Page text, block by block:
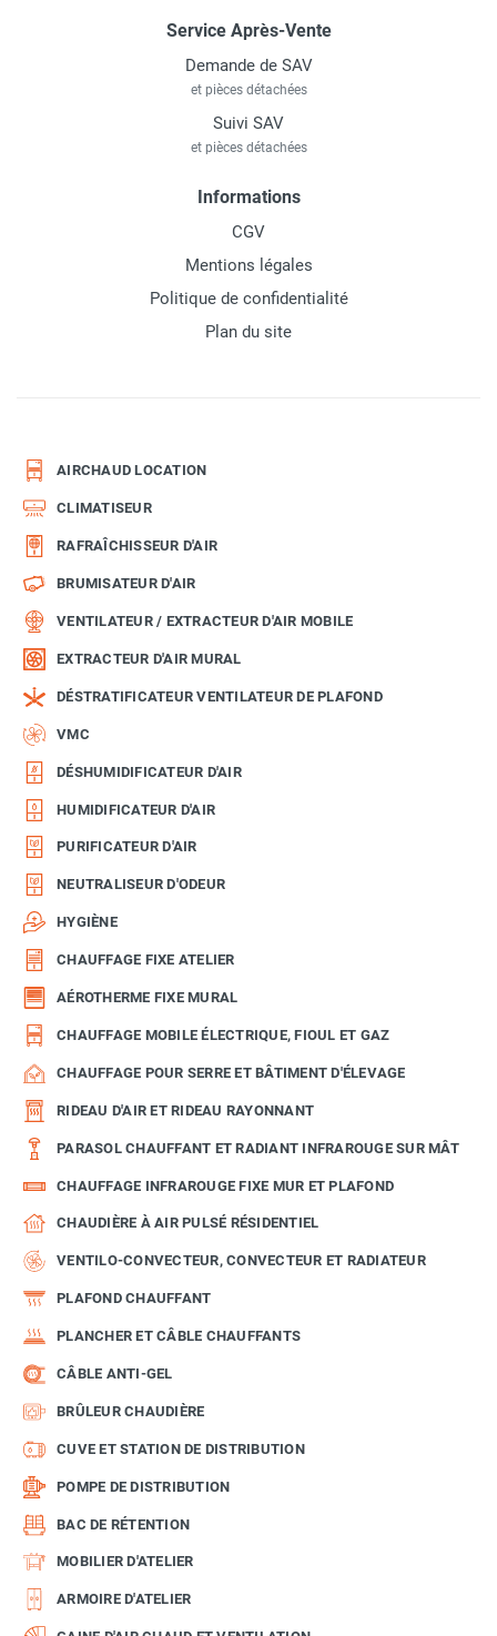
Service Après-Vente
Demande de SAV
et pièces détachées
Suivi SAV
et pièces détachées
Informations
CGV
Mentions légales
Politique de confidentialité
Plan du site
AIRCHAUD LOCATION
CLIMATISEUR
RAFRAÎCHISSEUR D'AIR
BRUMISATEUR D'AIR
VENTILATEUR / EXTRACTEUR D'AIR MOBILE
EXTRACTEUR D'AIR MURAL
DÉSTRATIFICATEUR VENTILATEUR DE PLAFOND
VMC
DÉSHUMIDIFICATEUR D'AIR
HUMIDIFICATEUR D'AIR
PURIFICATEUR D'AIR
NEUTRALISEUR D'ODEUR
HYGIÈNE
CHAUFFAGE FIXE ATELIER
AÉROTHERME FIXE MURAL
CHAUFFAGE MOBILE ÉLECTRIQUE, FIOUL ET GAZ
CHAUFFAGE POUR SERRE ET BÂTIMENT D'ÉLEVAGE
RIDEAU D'AIR ET RIDEAU RAYONNANT
PARASOL CHAUFFANT ET RADIANT INFRAROUGE SUR MÂT
CHAUFFAGE INFRAROUGE FIXE MUR ET PLAFOND
CHAUDIÈRE À AIR PULSÉ RÉSIDENTIEL
VENTILO-CONVECTEUR, CONVECTEUR ET RADIATEUR
PLAFOND CHAUFFANT
PLANCHER ET CÂBLE CHAUFFANTS
CÂBLE ANTI-GEL
BRÛLEUR CHAUDIÈRE
CUVE ET STATION DE DISTRIBUTION
POMPE DE DISTRIBUTION
BAC DE RÉTENTION
MOBILIER D'ATELIER
ARMOIRE D'ATELIER